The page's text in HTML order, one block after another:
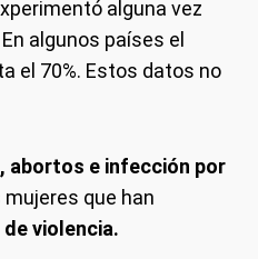
alguna vez
algunos países el
el 70%. Estos datos no
abortos e infección por
mujeres que han
violencia.